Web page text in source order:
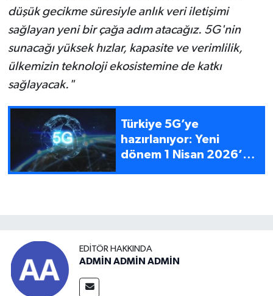
düşük gecikme süresiyle anlık veri iletişimi
sağlayan yeni bir çağa adım atacağız. 5G'nin
sunacağı yüksek hızlar, kapasite ve verimlilik,
ülkemizin teknoloji ekosistemine de katkı
sağlayacak."
Türkiye 5G’ye
hazırlanıyor: Yeni
dönem 1 Nisan 2026’da
EDITÖR HAKKINDA
ADMİN ADMİN ADMİN